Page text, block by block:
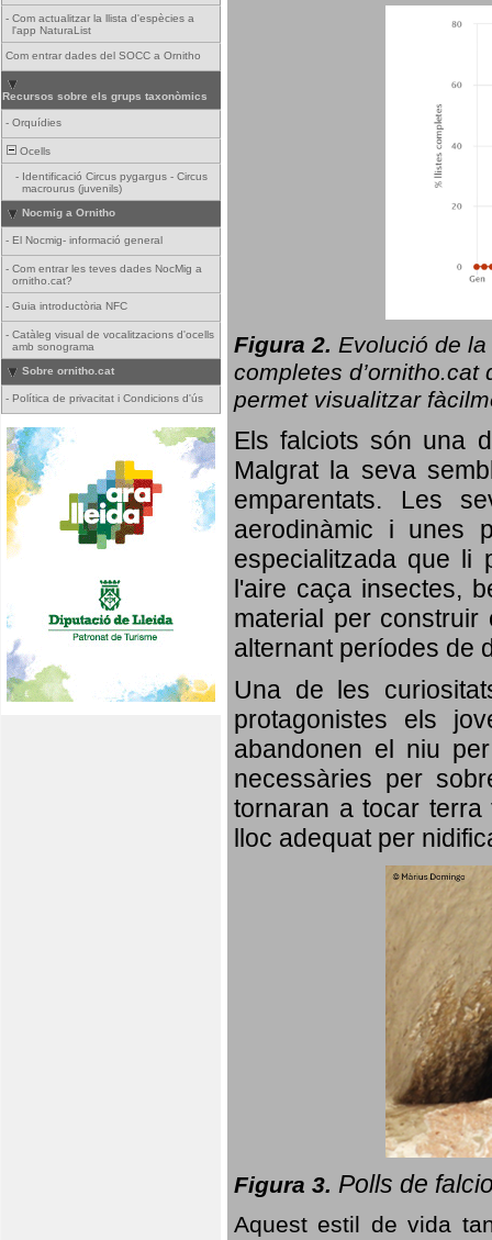
- Com actualitzar la llista d'espècies a
l'app NaturaList
Com entrar dades del SOCC a Ornitho
Recursos sobre els grups taxonòmics
- Orquídies
Ocells
- Identificació Circus pygargus - Circus
macrourus (juvenils)
Nocmig a Ornitho
- El Nocmig- informació general
- Com entrar les teves dades NocMig a
ornitho.cat?
- Guia introductòria NFC
- Catàleg visual de vocalitzacions d'ocells
amb sonograma
Sobre ornitho.cat
- Política de privacitat i Condicions d'ús
Figura 2. Evolució de la
completes d’ornitho.cat
permet visualitzar
Els falciots són una
Malgrat la seva
emparentats. Les
aerodinàmic i unes
especialitzada que li
l'aire caça insectes,
material per
alternant períodes de
Una de les
protagonistes els
abandonen el niu
necessàries per
tornaran a tocar
lloc adequat per
Figura 3. Polls de
Aquest estil de vida